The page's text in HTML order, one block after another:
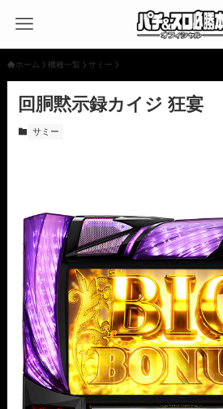
ホーム 機種一覧 サミー
回胴黙示録カイジ 狂宴
サミー